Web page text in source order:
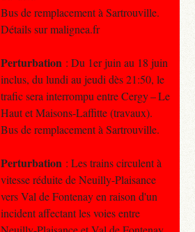
Bus de remplacement à Sartrouville.
Détails sur malignea.fr
Perturbation : Du 1er juin au 18 juin
inclus, du lundi au jeudi dès 21:50, le
trafic sera interrompu entre Cergy – Le
Haut et Maisons-Laffitte (travaux).
Bus de remplacement à Sartrouville.
Perturbation : Les trains circulent à
vitesse réduite de Neuilly-Plaisance
vers Val de Fontenay en raison d'un
incident affectant les voies entre